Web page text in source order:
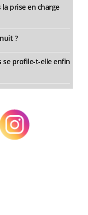
prise en charge
?
se profile-t-elle enfin